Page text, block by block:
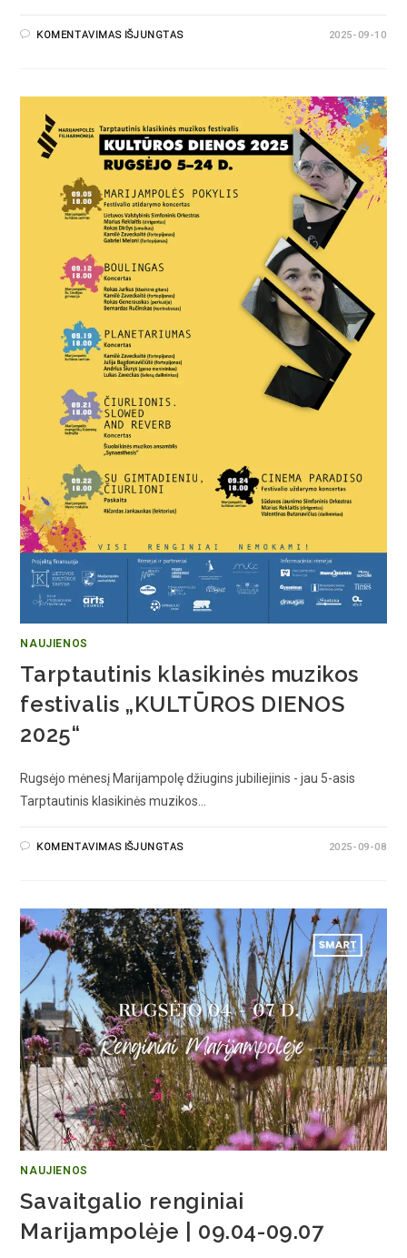
KOMENTAVIMAS IŠJUNGTAS 2025-09-10
NAUJIENOS
Tarptautinis klasikinės muzikos
festivalis „KULTŪROS DIENOS
2025“
Rugsėjo mėnesį Marijampolę džiugins jubiliejinis - jau 5-asis
Tarptautinis klasikinės muzikos…
KOMENTAVIMAS IŠJUNGTAS 2025-09-08
NAUJIENOS
Savaitgalio renginiai
Marijampolėje | 09.04-09.07